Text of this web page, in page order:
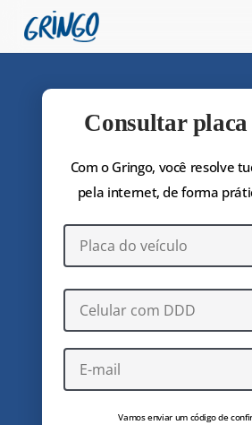
Pular
para
conteúdo
Consultar
Com o Gringo, você resolve
pela internet, de forma
Vamos enviar um código de